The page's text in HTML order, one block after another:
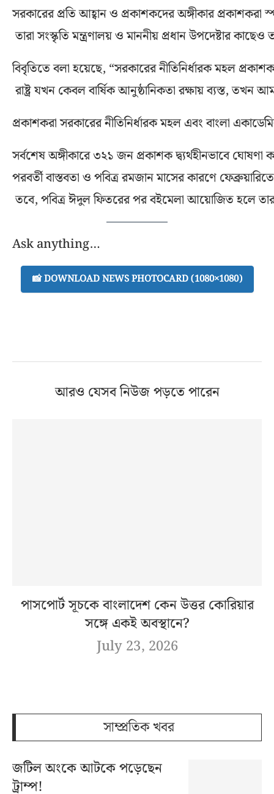
সরকারের প্রতি আহ্বান ও প্রকাশকদের অঙ্গীকার
তারা সংস্কৃতি মন্ত্রণালয় ও মাননীয় প্রধান উপদেষ্টার
বিবৃতিতে বলা হয়েছে, “সরকারের নীতিনির্ধারক মহল
রাষ্ট্র যখন কেবল বার্ষিক আনুষ্ঠানিকতা রক্ষায় ব্যস্ত, তখন
প্রকাশকরা সরকারের নীতিনির্ধারক মহল এবং বাংলা
সর্বশেষ অঙ্গীকারে ৩২১ জন প্রকাশক দ্ব্যর্থহীনভাবে ঘোষণা
পরবর্তী বাস্তবতা ও পবিত্র রমজান মাসের কারণে
তবে, পবিত্র ঈদুল ফিতরের পর বইমেলা আয়োজিত হলে
Ask anything…
📸 DOWNLOAD NEWS PHOTOCARD (1080×1080)
আরও যেসব নিউজ পড়তে পারেন
পাসপোর্ট সূচকে বাংলাদেশ কেন উত্তর কোরিয়ার
সঙ্গে একই অবস্থানে?
July 23, 2026
সাম্প্রতিক খবর
জটিল অংকে আটকে পড়েছেন
ট্রাম্প!